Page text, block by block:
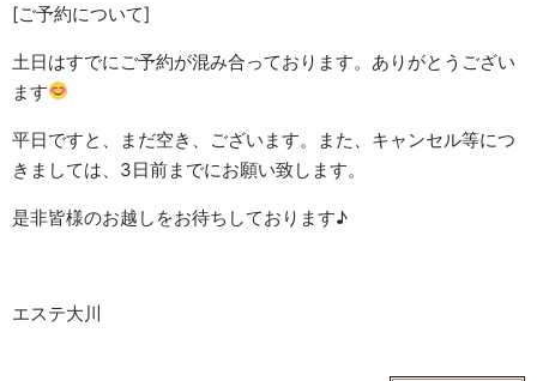
[ご予約について]
土日はすでにご予約が混み合っております。ありがとうござい
ます
平日ですと、まだ空き、ございます。また、キャンセル等につ
きましては、3日前までにお願い致します。
是非皆様のお越しをお待ちしております♪
エステ大川